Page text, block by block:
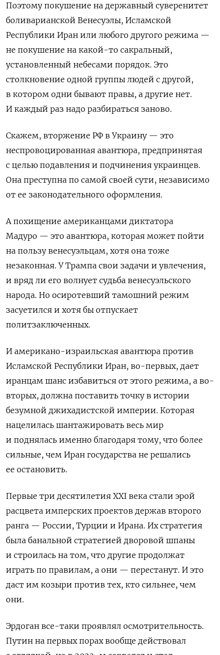
Поэтому покушение на державный суверенитет
боливарианской Венесуэлы, Исламской
Республики Иран или любого другого режима —
не покушение на какой-то сакральный,
установленный небесами порядок. Это
столкновение одной группы людей с другой,
в котором одни бывают правы, а другие нет.
И каждый раз надо разбираться заново.
Скажем, вторжение РФ в Украину — это
неспровоцированная авантюра, предпринятая
с целью подавления и подчинения украинцев.
Она преступна по самой своей сути, независимо
от ее законодательного оформления.
А похищение американцами диктатора
Мадуро — это авантюра, которая может пойти
на пользу венесуэльцам, хотя она тоже
незаконная. У Трампа свои задачи и увлечения,
и вряд ли его волнует судьба венесуэльского
народа. Но осиротевший тамошний режим
засуетился и хотя бы отпускает
политзаключенных.
И американо-израильская авантюра против
Исламской Республики Иран, во-первых, дает
иранцам шанс избавиться от этого режима, а во-
вторых, должна поставить точку в истории
безумной джихадистской империи. Которая
нацелилась шантажировать весь мир
и поднялась именно благодаря тому, что более
сильные, чем Иран государства не решались
ее остановить.
Первые три десятилетия XXI века стали эрой
расцвета имперских проектов держав второго
ранга — России, Турции и Ирана. Их стратегия
была банальной стратегией дворовой шпаны
и строилась на том, что другие продолжат
играть по правилам, а они — перестанут. И это
даст им козыри против тех, кто сильнее, чем
они.
Эрдоган все-таки проявлял осмотрительность.
Путин на первых порах вообще действовал